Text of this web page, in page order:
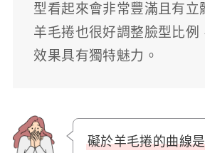
型看起來會非常豐滿且有立
羊毛捲也很好調整臉型比例
效果具有獨特魅力。
礙於羊毛捲的曲線